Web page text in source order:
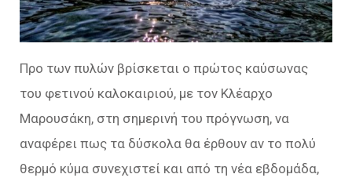
Προ των πυλών βρίσκεται ο πρώτος καύσωνας
του φετινού καλοκαιριού, με τον Κλέαρχο
Μαρουσάκη, στη σημερινή του πρόγνωση, να
αναφέρει πως τα δύσκολα θα έρθουν αν το πολύ
θερμό κύμα συνεχιστεί και από τη νέα εβδομάδα,